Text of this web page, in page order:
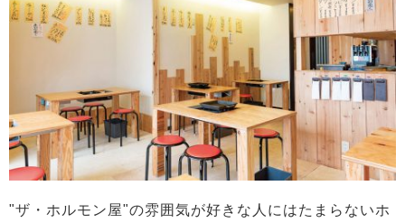
"ザ・ホルモン屋"の雰囲気が好きな人にはたまらないホ